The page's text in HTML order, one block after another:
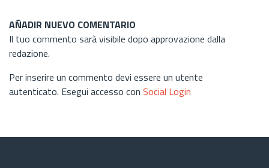
AÑADIR NUEVO COMENTARIO
Il tuo commento sarà visibile dopo approvazione dalla
redazione.
Per inserire un commento devi essere un utente
autenticato. Esegui accesso con Social Login